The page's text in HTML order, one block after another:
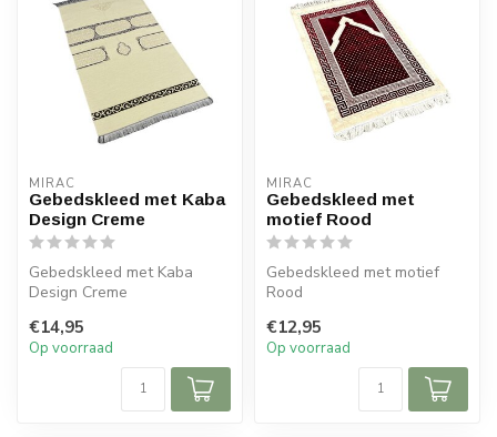
MIRAC
Gebedskleed met Kaba
Design Creme
Gebedskleed met Kaba
Design Creme
120x70 cm
€14,95
Op voorraad
MIRAC
Gebedskleed met
motief Rood
Gebedskleed met motief
Rood
Afmeting: 120x70 cm
€12,95
Op voorraad